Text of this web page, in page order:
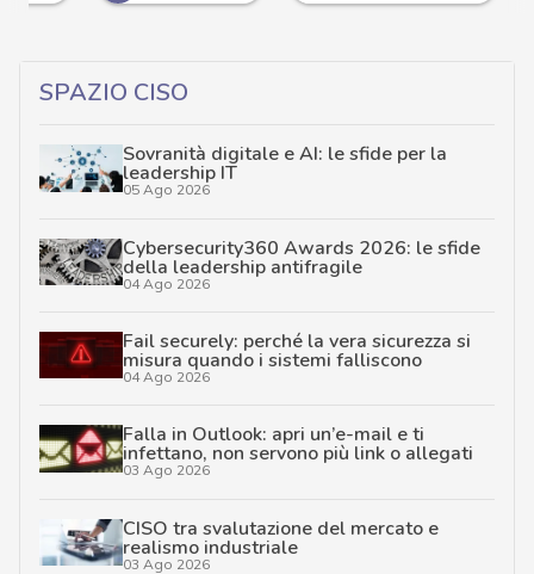
SPAZIO CISO
Sovranità digitale e AI: le sfide per la
leadership IT
05 Ago 2026
Cybersecurity360 Awards 2026: le sfide
della leadership antifragile
04 Ago 2026
Fail securely: perché la vera sicurezza si
misura quando i sistemi falliscono
04 Ago 2026
Falla in Outlook: apri un’e-mail e ti
infettano, non servono più link o allegati
03 Ago 2026
CISO tra svalutazione del mercato e
realismo industriale
03 Ago 2026